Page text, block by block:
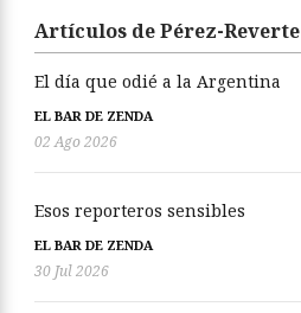
Artículos de Pérez-Reverte
El día que odié a la Argentina
EL BAR DE ZENDA
02 Ago 2026
Esos reporteros sensibles
EL BAR DE ZENDA
30 Jul 2026